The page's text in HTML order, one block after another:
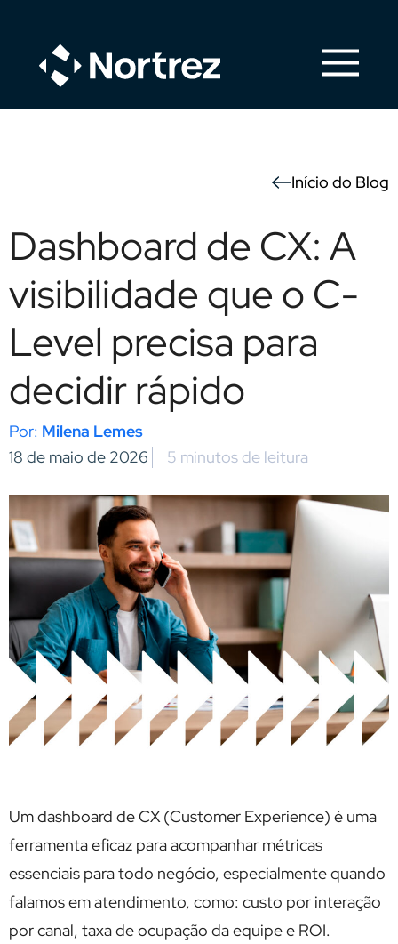
Início do Blog
Dashboard de CX: A
visibilidade que o C-
Level precisa para
decidir rápido
Milena Lemes
18 de maio de 2026
5 minutos de leitura
Um dashboard de CX (Customer Experience) é uma
ferramenta eficaz para acompanhar métricas
essenciais para todo negócio, especialmente quando
falamos em atendimento, como: custo por interação
por canal, taxa de ocupação da equipe e ROI.